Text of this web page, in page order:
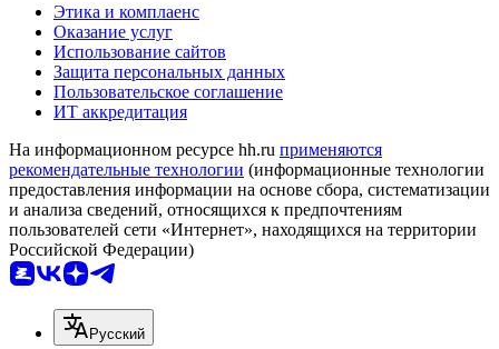
Этика и комплаенс
Оказание услуг
Использование сайтов
Защита персональных данных
Пользовательское соглашение
ИТ аккредитация
На информационном ресурсе hh.ru применяются
рекомендательные технологии (информационные технологии
предоставления информации на основе сбора, систематизации
и анализа сведений, относящихся к предпочтениям
пользователей сети «Интернет», находящихся на территории
Российской Федерации)
Русский